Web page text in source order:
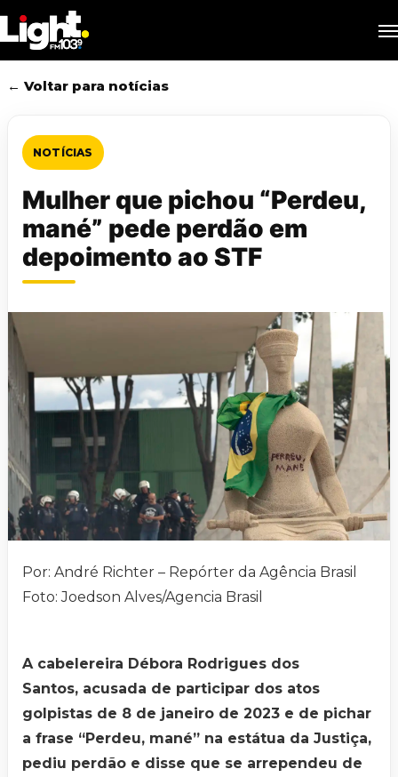
to
main
content
← Voltar para notícias
NOTÍCIAS
Mulher que pichou “Perdeu,
mané” pede perdão em
depoimento ao STF
Por: André Richter – Repórter da Agência Brasil
Foto: Joedson Alves/Agencia Brasil
A cabelereira Débora Rodrigues dos
Santos, acusada de participar dos atos
golpistas de 8 de janeiro de 2023 e de pichar
a frase “Perdeu, mané” na estátua da Justiça,
pediu perdão e disse que se arrependeu de